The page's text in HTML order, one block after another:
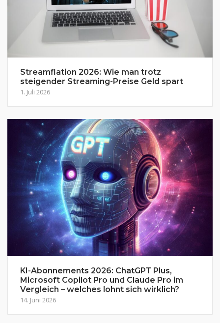
Streamflation 2026: Wie man trotz
steigender Streaming-Preise Geld spart
1. Juli 2026
KI-Abonnements 2026: ChatGPT Plus,
Microsoft Copilot Pro und Claude Pro im
Vergleich – welches lohnt sich wirklich?
14. Juni 2026